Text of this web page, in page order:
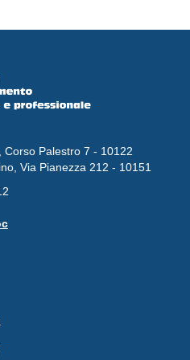
Corso Palestro 7 - 10122
Via Pianezza 212 - 10151